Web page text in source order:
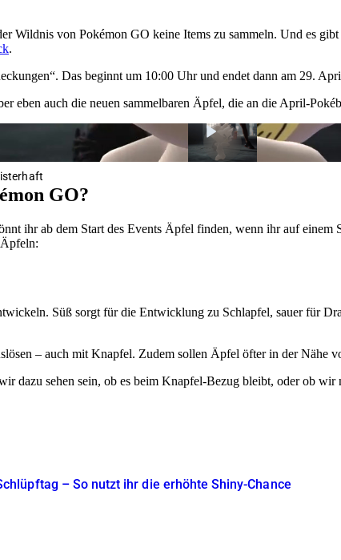
Wildnis von Pokémon GO keine Items zu sammeln. Und es
.
Das beginnt um 10:00 Uhr und endet dann am 29.
eben auch die neuen sammelbaren Äpfel, die an die April-
GO?
ihr ab dem Start des Events Äpfel finden, wenn ihr auf einem
Süß sorgt für die Entwicklung zu Schlapfel, sauer für
– auch mit Knapfel. Zudem sollen Äpfel öfter in der Nähe
dazu sehen sein, ob es beim Knapfel-Bezug bleibt, oder ob
– So nutzt ihr die erhöhte Shiny-Chance